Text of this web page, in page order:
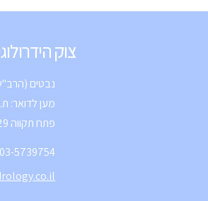
צוק
נבטים (הרב"ש) 10, פתח תקווה,
פתח תקווה 4934829
03-5739754